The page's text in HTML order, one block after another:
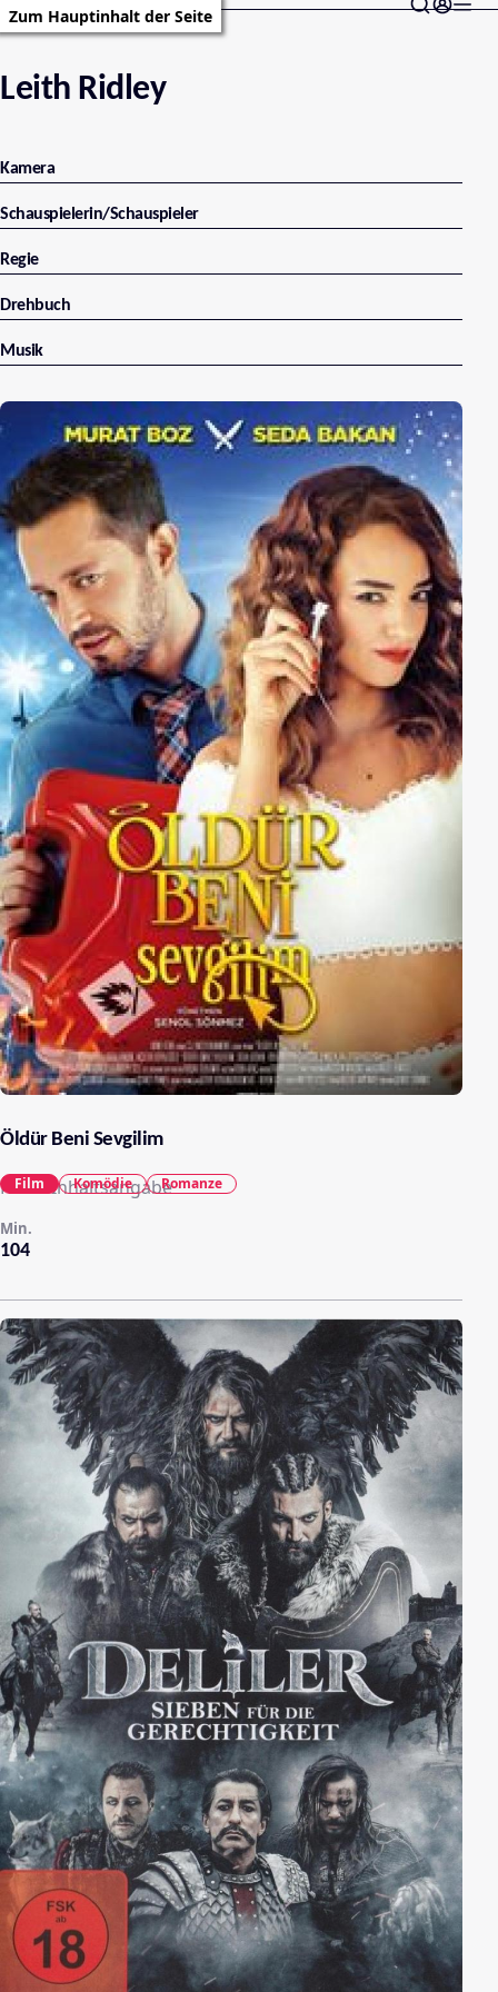
Zum Hauptinhalt der Seite
Leith Ridley
Kamera
Schauspielerin/Schauspieler
Regie
Drehbuch
Musik
Öldür Beni Sevgilim
Keine Inhaltsangabe
104
Min.
Film Komödie Romanze